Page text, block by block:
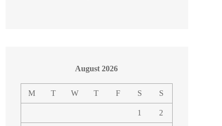
August 2026
M T W T F S S
1 2